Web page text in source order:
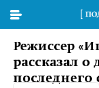
Режиссер
рассказал о
последнего